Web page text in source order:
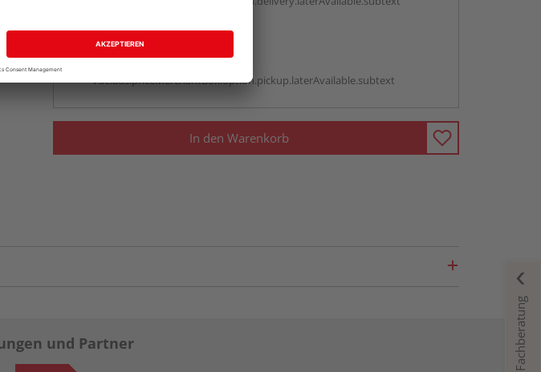
Beim Händler abholen
vue.ads.priceMerchantBox.option.pickup.laterAvailable.subtext
In den Warenkorb
Fachberatung
und Partner